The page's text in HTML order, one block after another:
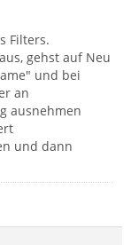
Filters.
gehst auf Neu
und bei
an
ausnehmen
und dann